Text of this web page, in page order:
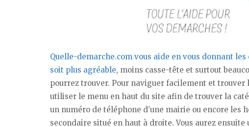
Quelle-demarche.com vous aide en vous donnant
soit plus agréable, moins casse-tête et surtout
pourrez trouver. Pour naviguer facilement et trouver
utiliser le menu en haut du site afin de trouver la
un numéro de téléphone d’une mairie ou encore les
secondaire situé en haut à droite. Vous aurez